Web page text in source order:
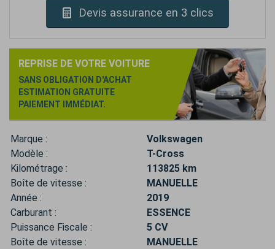
Devis assurance en 3 clics
REPRISE DE VOTRE VOITURE
SANS OBLIGATION D'ACHAT
ESTIMATION GRATUITE
PAIEMENT IMMÉDIAT.
Marque :
Volkswagen
Modèle :
T-Cross
Kilométrage :
113825 km
Boîte de vitesse :
MANUELLE
Année :
2019
Carburant :
ESSENCE
Puissance Fiscale :
5 CV
Boîte de vitesse :
MANUELLE